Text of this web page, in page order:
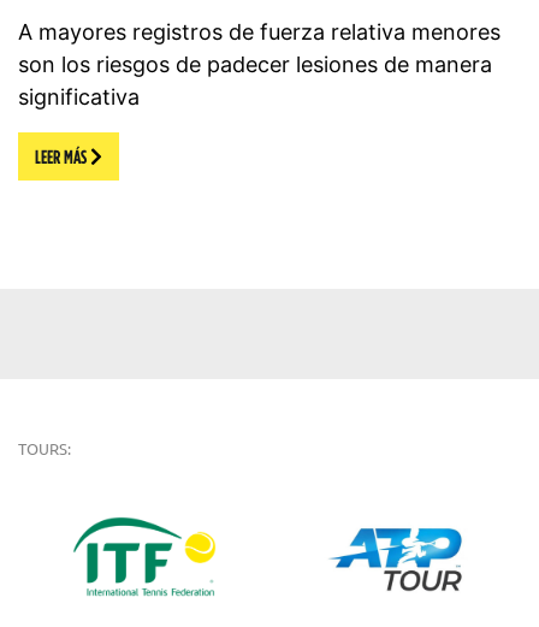
A mayores registros de fuerza relativa menores
son los riesgos de padecer lesiones de manera
significativa
LEER MÁS
TOURS: